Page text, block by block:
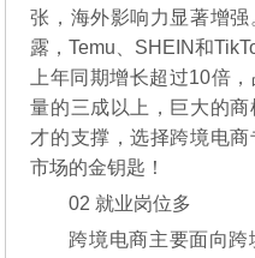
张，海外影响力显著增
露，Temu、SHEIN和
上年同期增长超过10倍
量的三成以上，巨大的
才的支撑，选择跨境电
市场的金钥匙！
02 就业岗位多
跨境电商主要面向